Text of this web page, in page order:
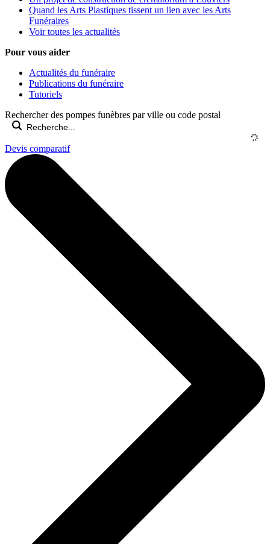
Quand les Arts Plastiques tissent un lien avec les Arts
Funéraires
Voir toutes les actualités
Pour vous aider
Actualités du funéraire
Publications du funéraire
Tutoriels
Rechercher des pompes funèbres par ville ou code postal
Devis comparatif